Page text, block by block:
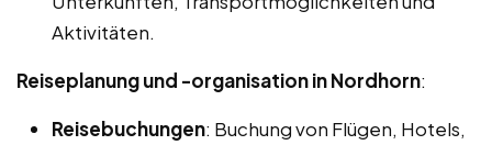
Aktivitäten.
Reiseplanung und -organisation in Nordhorn:
Reisebuchungen: Buchung von Flügen, Hotels,